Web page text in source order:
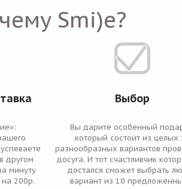
Smi)e?
другом
минуту
200р.
Выбор
Вы дарите особенный
который состоит из целых
разнообразных вариантов
досуга. И тот счастливчик
достался сможет выбрать
вариант из 10